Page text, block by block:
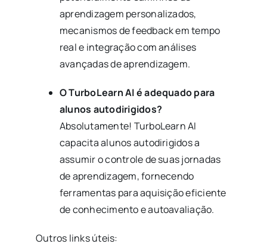
aprendizagem personalizados,
mecanismos de feedback em tempo
real e integração com análises
avançadas de aprendizagem.
O TurboLearn AI é adequado para
alunos autodirigidos?
Absolutamente! TurboLearn AI
capacita alunos autodirigidos a
assumir o controle de suas jornadas
de aprendizagem, fornecendo
ferramentas para aquisição eficiente
de conhecimento e autoavaliação.
Outros links úteis: